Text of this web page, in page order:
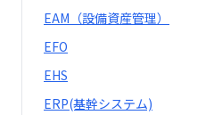
EAM（設備資産管理）
EFO
EHS
ERP(基幹システム)